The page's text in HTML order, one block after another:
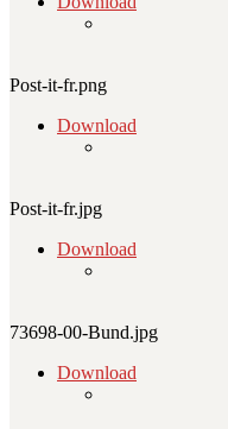
Post-it-fr.png
Download
Post-it-fr.jpg
Download
73698-00-Bund.jpg
Download